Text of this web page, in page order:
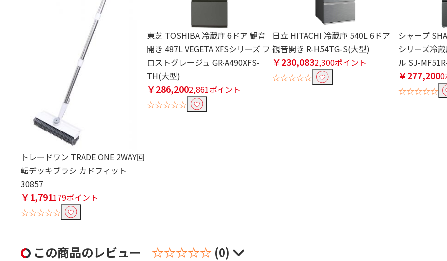
トレードワン TRADE ONE 2WAY回
転デッキブラシ カドフィット
30857
￥1,791179ポイント
☆☆☆☆☆
東芝 TOSHIBA 冷蔵庫 6ドア 観音
開き 487L VEGETA XFSシリーズ フ
ロストグレージュ GR-A490XFS-
TH(大型)
￥286,2002,861ポイント
☆☆☆☆☆
日立 HITACHI 冷蔵庫 540L 6ドア
観音開き R-H54TG-S(大型)
￥230,0832,300ポイント
☆☆☆☆☆
シャープ
シリーズ冷
ル SJ-
￥277,2000
☆☆☆☆☆
この商品のレビュー ☆☆☆☆☆ (0)